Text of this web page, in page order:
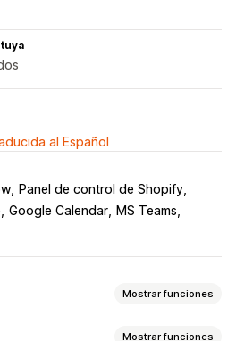
al Español
Panel de control de Shopify
Google Calendar
MS Teams
Mostrar funciones
Mostrar funciones